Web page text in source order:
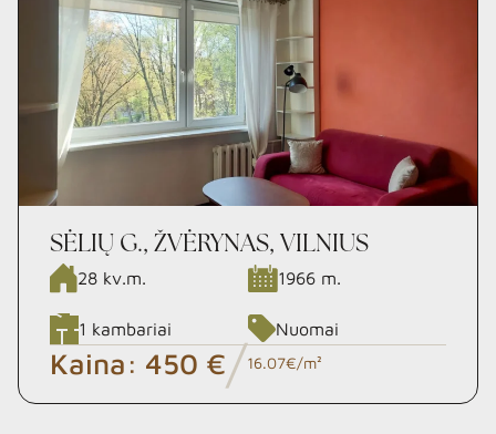
SĖLIŲ G., ŽVĖRYNAS, VILNIUS
28 kv.m. 1966 m.
1 kambariai Nuomai
Kaina: 450 €/16.07€/m²